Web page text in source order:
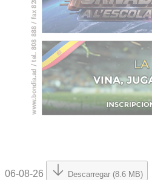
06-08-26 Descarregar (8.6 MB)